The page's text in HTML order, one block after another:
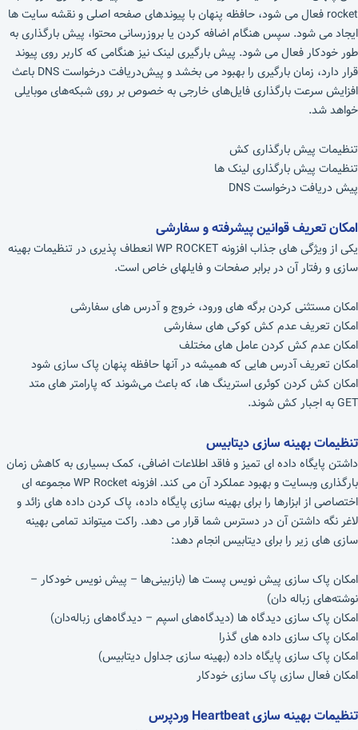
rocket فعال می شود، حافظه پنهان با پیوندهای صفحه اصلی و نقشه سایت ها
ایجاد می شود. سپس هنگام اضافه کردن یا بروزرسانی محتوا، پیش بارگذاری به
طور خودکار فعال می شود. پیش بارگیری لینک نیز هنگامی که کاربر روی پیوند
قرار دارد، زمان بارگیری را بهبود می بخشد و پیش‌دریافت درخواست DNS باعث
افزایش سرعت بارگذاری فایل‌های خارجی به خصوص بر روی شبکه‌های موبایلی
خواهد شد.
تنظیمات پیش‌ بارگذاری کش
تنظیمات پیش بارگذاری لینک ها
پیش‌ دریافت درخواست DNS
امکان تعریف قوانین پیشرفته و سفارشی
یکی از ویژگی های جذاب افزونه WP ROCKET انعطاف پذیری در تنظیمات بهینه
سازی و رفتار آن در برابر صفحات و فایلهای خاص است.
امکان مستثنی کردن برگه های ورود، خروج و آدرس های سفارشی
امکان تعریف عدم کش کوکی ‌های سفارشی
امکان عدم کش کردن عامل های مختلف
امکان تعریف آدرس هایی که همیشه در آنها حافظه پنهان پاک سازی شود
امکان کش کردن کوئری استرینگ‌ ها، که باعث می‌شوند که پارامتر های متد
GET به اجبار کش شوند.
تنظیمات بهینه سازی دیتابیس
داشتن پایگاه داده ای تمیز و فاقد اطلاعات اضافی، کمک بسیاری به کاهش زمان
بارگذاری وبسایت و بهبود عملکرد آن می کند. افزونه WP Rocket مجموعه ای
اختصاصی از ابزارها را برای بهینه سازی پایگاه داده، پاک کردن داده های زائد و
لاغر نگه داشتن آن در دسترس شما قرار می دهد. راکت میتواند تمامی بهینه
سازی های زیر را برای دیتابیس انجام دهد:
امکان پاک سازی پیش‌ نویس پست ها (بازبینی‌ها – پیش نویس خودکار –
نوشته‌های زباله دان)
امکان پاک ‌سازی دیدگاه‌ ها (دیدگاه‌های اسپم – دیدگاه‌های زباله‌دان)
امکان پاک ‌سازی داده‌ های گذرا
امکان پاک ‌سازی پایگاه داده (بهینه سازی جداول دیتابیس)
امکان فعال سازی پاک‌ سازی خودکار
تنظیمات بهینه سازیHeartbeatوردپرس